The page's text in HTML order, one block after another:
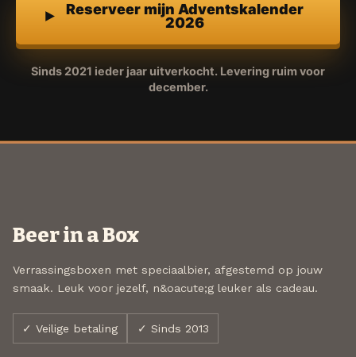
Reserveer mijn Adventskalender
2026
Sinds 2021 ieder jaar uitverkocht. Levering ruim voor
december.
Beer in a Box
Verrassingsboxen met speciaalbier, afgestemd op jouw
smaak. Leuk voor jezelf, n&oacute;g leuker als cadeau.
✓ Veilige betaling ✓ Sinds 2013